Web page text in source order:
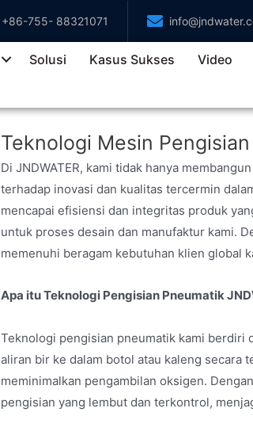
+86-755- 88321071
Solusi Kasus Sukses Video
Teknologi Mesin
Di JNDWATER, kami tidak hanya
terhadap inovasi dan kualitas tercermin
mencapai efisiensi dan integritas produk
untuk proses desain dan manufaktur kami.
memenuhi beragam kebutuhan klien global
Apa itu Teknologi Pengisian Pneumatik
Teknologi pengisian pneumatik kami berdiri
aliran bir ke dalam botol atau kaleng secara
meminimalkan pengambilan oksigen.
pengisian yang lembut dan terkontrol,